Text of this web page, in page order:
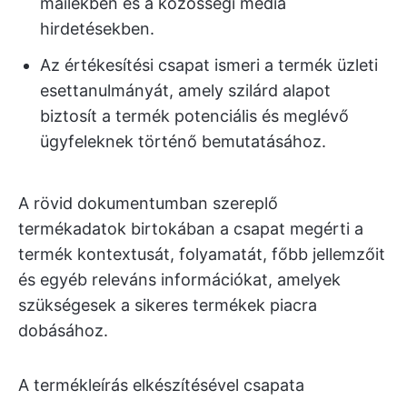
hirdetésekben.
Az értékesítési csapat ismeri a termék üzleti
esettanulmányát, amely szilárd alapot
biztosít a termék potenciális és meglévő
ügyfeleknek történő bemutatásához.
A rövid dokumentumban szereplő
termékadatok birtokában a csapat megérti a
termék kontextusát, folyamatát, főbb jellemzőit
és egyéb releváns információkat, amelyek
szükségesek a sikeres termékek piacra
dobásához.
A termékleírás elkészítésével csapata